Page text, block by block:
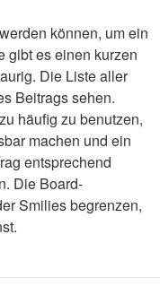
können, um ein
gibt es einen kurzen
Die Liste aller
Beitrags sehen.
häufig zu benutzen,
machen und ein
entsprechend
Die Board-
Smilies begrenzen,